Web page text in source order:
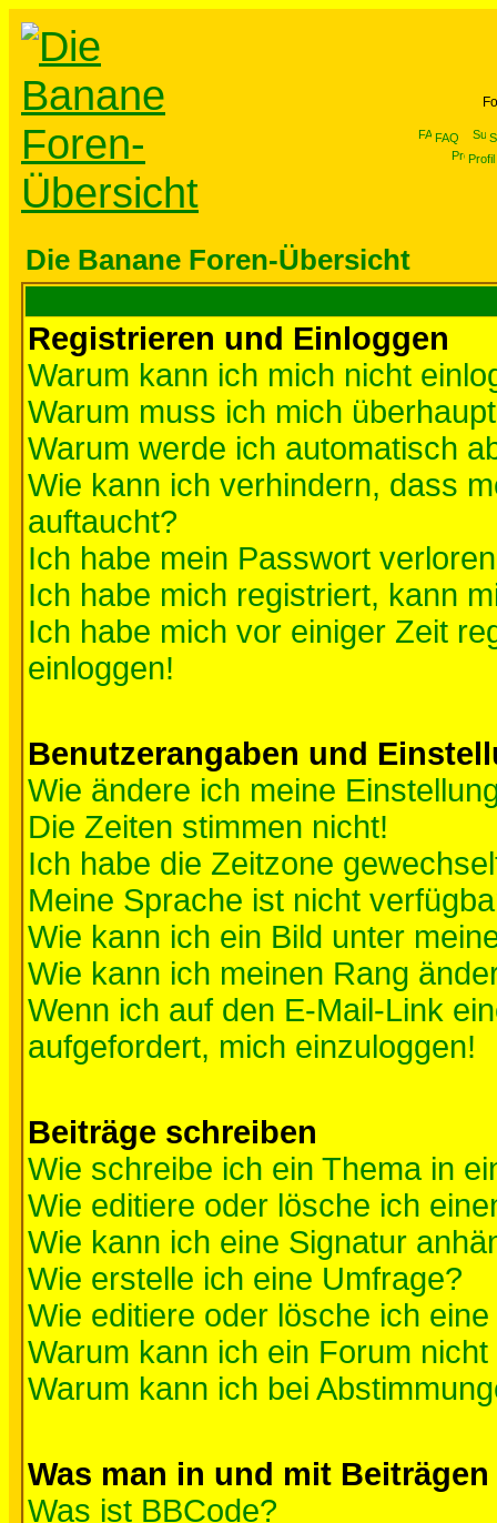
FAQ
Profil
Die Banane Foren-Übersicht
Registrieren und Einloggen
Warum kann ich mich nicht
Warum muss ich mich
Warum werde ich automatisch
Wie kann ich verhindern, dass
auftaucht?
Ich habe mein Passwort
Ich habe mich registriert, kann
Ich habe mich vor einiger Zeit
einloggen!
Benutzerangaben und
Wie ändere ich meine
Die Zeiten stimmen nicht!
Ich habe die Zeitzone
Meine Sprache ist nicht
Wie kann ich ein Bild unter
Wie kann ich meinen Rang
Wenn ich auf den E-Mail-Link
aufgefordert, mich einzuloggen!
Beiträge schreiben
Wie schreibe ich ein Thema in
Wie editiere oder lösche ich
Wie kann ich eine Signatur
Wie erstelle ich eine Umfrage?
Wie editiere oder lösche ich
Warum kann ich ein Forum
Warum kann ich bei
Was man in und mit
Was ist BBCode?